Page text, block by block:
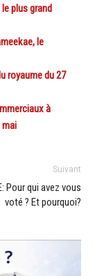
le plus grand
le
royaume du 27
à
mai
Suivant
Pour qui avez vous
voté ? Et pourquoi?